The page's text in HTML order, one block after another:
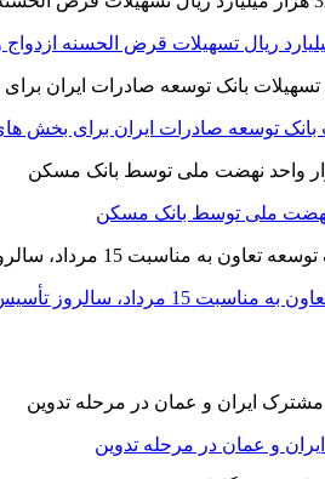
سالروز تأسیس بانک
و عمان در مرحله تدوین